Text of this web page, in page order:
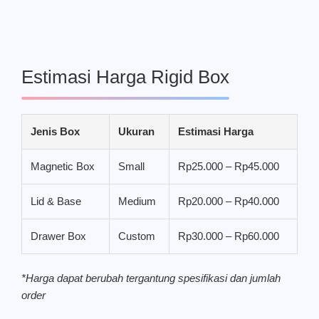
Estimasi Harga Rigid Box
Jenis Box Ukuran Estimasi Harga
Magnetic Box Small Rp25.000 – Rp45.000
Lid & Base Medium Rp20.000 – Rp40.000
Drawer Box Custom Rp30.000 – Rp60.000
*Harga dapat berubah tergantung spesifikasi dan jumlah
order